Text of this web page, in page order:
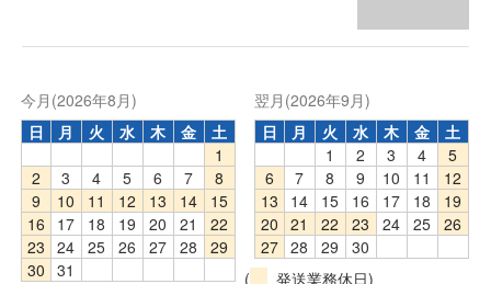
今月(2026年8月)
日
月 火 水 木 金
土
1
2
3 4 5 6 7
8
9
10 11 12 13 14
15
16
17 18 19 20 21
22
23
24 25 26 27 28
29
30
31
翌月(2026年9月)
日
月 火 水 木 金
土
1
2 3 4
5
6
7 8 9 10 11
12
13
14 15 16 17 18
19
20
21 22 23 24 25
26
27 28 29
30
(
発送業務休日)